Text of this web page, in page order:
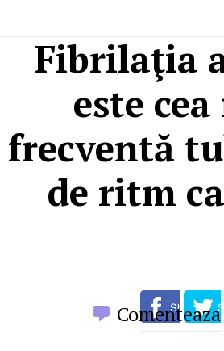
Fibrilaţia
este
frecventă
de ritm
Comenteaza